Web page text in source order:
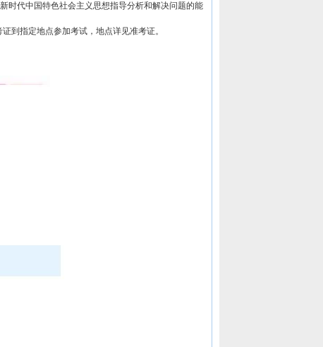
时代中国特色社会主义思想指导分析和解决问题的能
到指定地点参加考试，地点详见准考证。